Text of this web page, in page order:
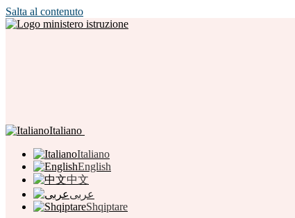
Salta al contenuto
Italiano
Italiano
English
中文
عربى
Shqiptare